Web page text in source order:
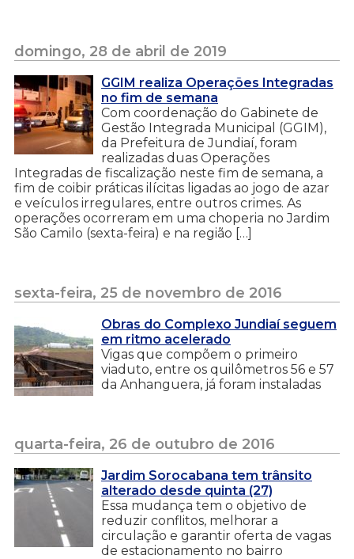
domingo, 28 de abril de 2019
GGIM realiza Operações Integradas
no fim de semana
Com coordenação do Gabinete de
Gestão Integrada Municipal (GGIM),
da Prefeitura de Jundiaí, foram
realizadas duas Operações
Integradas de fiscalização neste fim de semana, a
fim de coibir práticas ilícitas ligadas ao jogo de azar
e veículos irregulares, entre outros crimes. As
operações ocorreram em uma choperia no Jardim
São Camilo (sexta-feira) e na região […]
sexta-feira, 25 de novembro de 2016
Obras do Complexo Jundiaí seguem
em ritmo acelerado
Vigas que compõem o primeiro
viaduto, entre os quilômetros 56 e 57
da Anhanguera, já foram instaladas
quarta-feira, 26 de outubro de 2016
Jardim Sorocabana tem trânsito
alterado desde quinta (27)
Essa mudança tem o objetivo de
reduzir conflitos, melhorar a
circulação e garantir oferta de vagas
de estacionamento no bairro